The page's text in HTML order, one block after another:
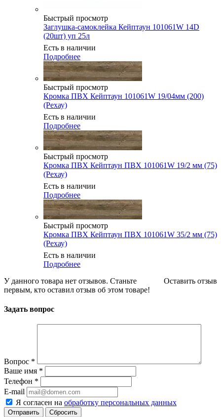
Быстрый просмотр
Заглушка-самоклейка Кейптаун 101061W 14D
(20шт) уп 25л
Есть в наличии
Подробнее
Быстрый просмотр
Кромка ПВХ Кейптаун 101061W 19/04мм (200)
(Рехау)
Есть в наличии
Подробнее
Быстрый просмотр
Кромка ПВХ Кейптаун ПВХ 101061W 19/2 мм (75)
(Рехау)
Есть в наличии
Подробнее
Быстрый просмотр
Кромка ПВХ Кейптаун ПВХ 101061W 35/2 мм (75)
(Рехау)
Есть в наличии
Подробнее
Оставить отзыв
У данного товара нет отзывов. Станьте
первым, кто оставил отзыв об этом товаре!
Задать вопрос
Вопрос *
Ваше имя *
Телефон *
E-mail
Я согласен на обработку персональных данных
Сбросить